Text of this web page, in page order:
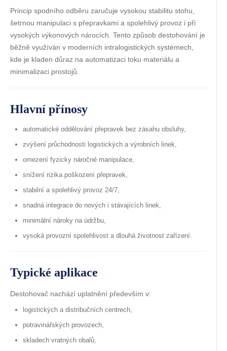
Princip spodního odběru zaručuje vysokou stabilitu stohu,
šetrnou manipulaci s přepravkami a spolehlivý provoz i při
vysokých výkonových nárocích. Tento způsob destohování je
běžně využíván v moderních intralogistických systémech,
kde je kladen důraz na automatizaci toku materiálu a
minimalizaci prostojů.
Hlavní přínosy
automatické oddělování přepravek bez zásahu obsluhy,
zvýšení průchodnosti logistických a výrobních linek,
omezení fyzicky náročné manipulace,
snížení rizika poškození přepravek,
stabilní a spolehlivý provoz 24/7,
snadná integrace do nových i stávajících linek,
minimální nároky na údržbu,
vysoká provozní spolehlivost a dlouhá životnost zařízení.
Typické aplikace
Destohovač nachází uplatnění především v:
logistických a distribučních centrech,
potravinářských provozech,
skladech vratných obalů,